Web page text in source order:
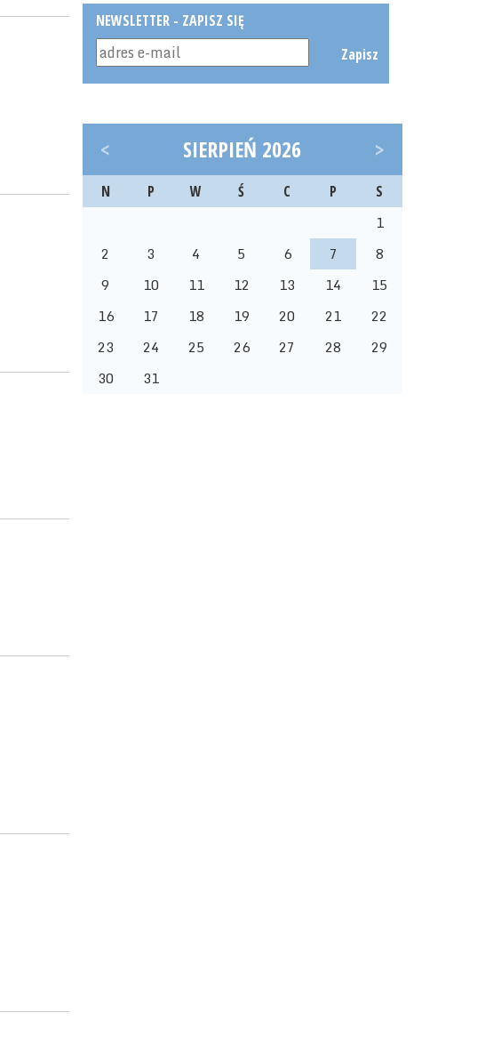
NEWSLETTER - ZAPISZ SIĘ
Zapisz
< SIERPIEŃ 2026 >
N P W Ś C P S
1
2
3 4 5 6 7
8
9
10 11 12 13 14
15
16
17 18 19 20 21
22
23
24 25 26 27 28
29
30
31